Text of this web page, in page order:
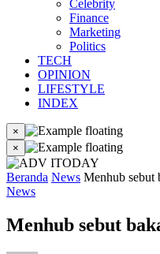
Celebrity
Finance
Marketing
Politics
TECH
OPINION
LIFESTYLE
INDEX
×
×
Beranda News Menhub sebut
News
Menhub sebut